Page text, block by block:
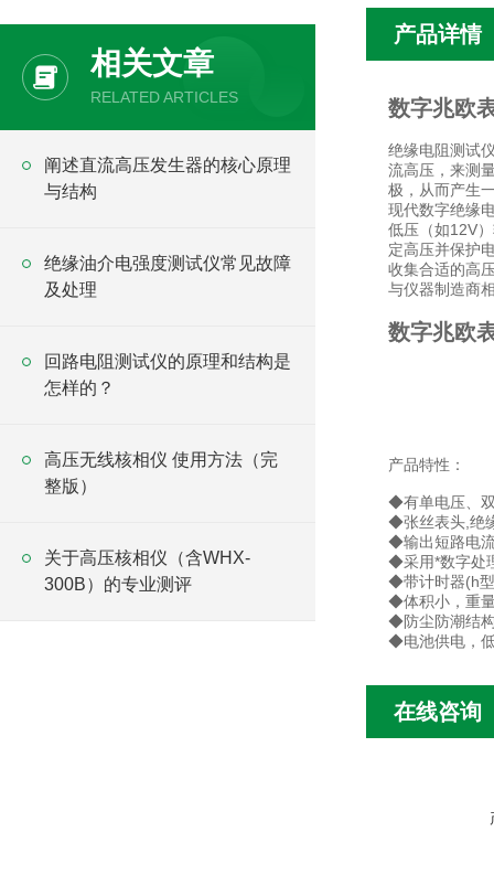
相关文章
RELATED ARTICLES
阐述直流高压发生器的核心原理
与结构
绝缘油介电强度测试仪常见故障
及处理
回路电阻测试仪的原理和结构是
怎样的？
高压无线核相仪 使用方法（完
整版）
关于高压核相仪（含WHX-
300B）的专业测评
产品详情
数字兆欧
绝缘电阻测试
流高压，来测
极，从而产生
现代数字绝缘
低压（如12V
定高压并保护
收集合适的高
与仪器制造商
数字兆欧
产品特性：
◆有单电压、
◆张丝表头,绝
◆输出短路电
◆采用*数字处
◆带计时器(h型
◆体积小，重
◆防尘防潮结
◆电池供电，
在线咨询